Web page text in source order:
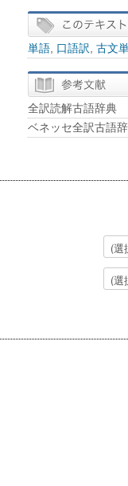
単語 口語訳 古文
全訳読解古語辞
ベネッセ全訳古